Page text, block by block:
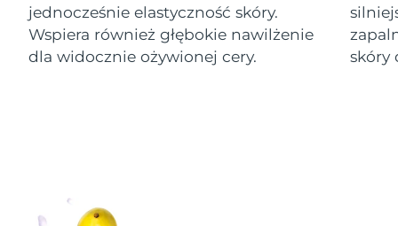
jednocześnie elastyczność skóry.
Wspiera również głębokie nawilżenie
dla widocznie ożywionej cery.
skóry
Jersey
Oczekiwany czas dostawy
8/16/26